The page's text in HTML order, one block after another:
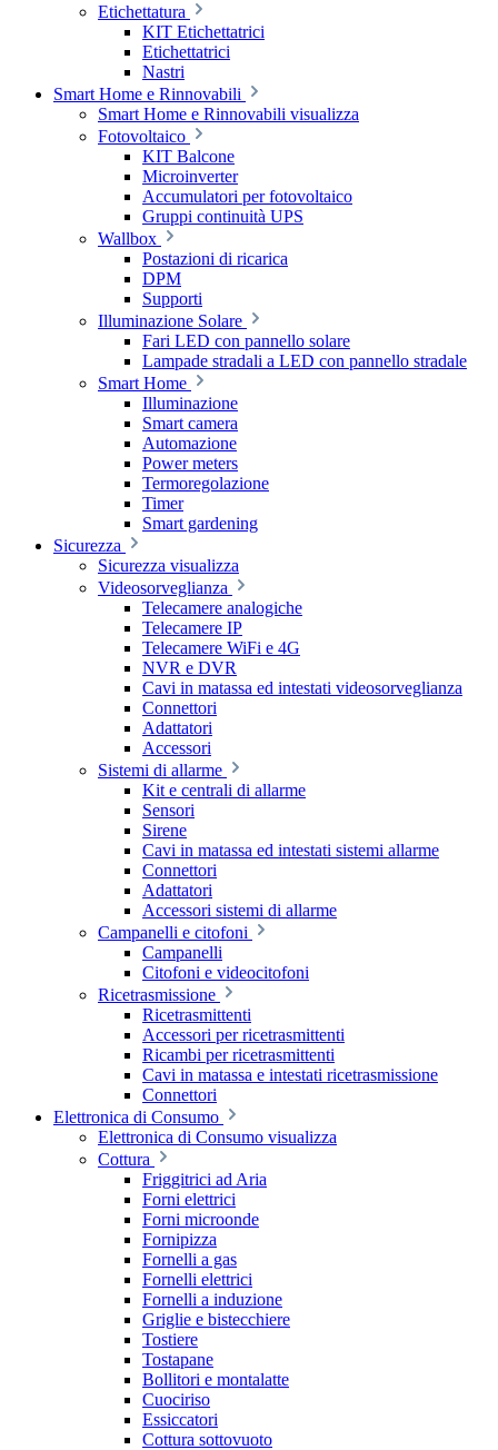
Etichettatura
KIT Etichettatrici
Etichettatrici
Nastri
Smart Home e Rinnovabili
Smart Home e Rinnovabili visualizza
Fotovoltaico
KIT Balcone
Microinverter
Accumulatori per fotovoltaico
Gruppi continuità UPS
Wallbox
Postazioni di ricarica
DPM
Supporti
Illuminazione Solare
Fari LED con pannello solare
Lampade stradali a LED con pannello stradale
Smart Home
Illuminazione
Smart camera
Automazione
Power meters
Termoregolazione
Timer
Smart gardening
Sicurezza
Sicurezza visualizza
Videosorveglianza
Telecamere analogiche
Telecamere IP
Telecamere WiFi e 4G
NVR e DVR
Cavi in matassa ed intestati videosorveglianza
Connettori
Adattatori
Accessori
Sistemi di allarme
Kit e centrali di allarme
Sensori
Sirene
Cavi in matassa ed intestati sistemi allarme
Connettori
Adattatori
Accessori sistemi di allarme
Campanelli e citofoni
Campanelli
Citofoni e videocitofoni
Ricetrasmissione
Ricetrasmittenti
Accessori per ricetrasmittenti
Ricambi per ricetrasmittenti
Cavi in matassa e intestati ricetrasmissione
Connettori
Elettronica di Consumo
Elettronica di Consumo visualizza
Cottura
Friggitrici ad Aria
Forni elettrici
Forni microonde
Fornipizza
Fornelli a gas
Fornelli elettrici
Fornelli a induzione
Griglie e bistecchiere
Tostiere
Tostapane
Bollitori e montalatte
Cuociriso
Essiccatori
Cottura sottovuoto